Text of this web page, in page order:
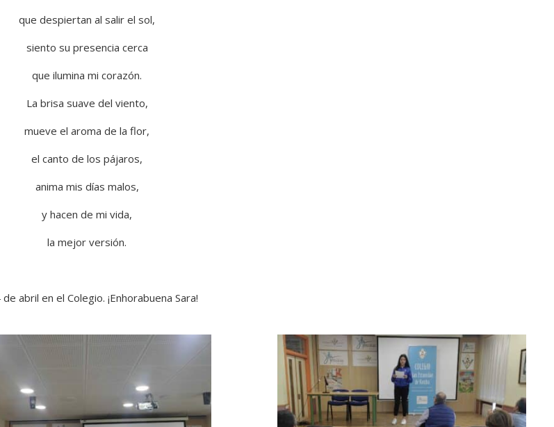
que despiertan al salir el sol,
siento su presencia cerca
que ilumina mi corazón.
La brisa suave del viento,
mueve el aroma de la flor,
el canto de los pájaros,
anima mis días malos,
y hacen de mi vida,
la mejor versión.
abril en el Colegio. ¡Enhorabuena Sara!